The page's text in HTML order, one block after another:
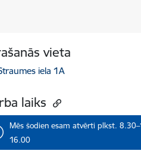
vieta
iela 1A
laiks
Mēs šodien esam atvērti plkst.
16.00